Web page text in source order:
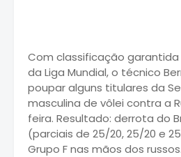
Com classificação
da Liga Mundial, o técnico
poupar alguns titulares da
masculina de vôlei contra a
feira. Resultado: derrota do
(parciais de 25/20, 25/20 e
Grupo F nas mãos dos russos.